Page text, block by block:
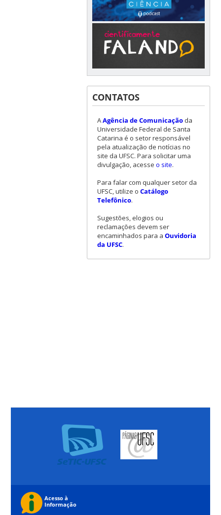
CONTATOS
AAgência de Comunicaçãoda
Universidade Federal de Santa
Catarina é o setor responsável
pela atualização de notícias no
site da UFSC. Para solicitar uma
divulgação, acesse o site.
Para falar com qualquer setor da
UFSC, utilize o Catálogo
Telefônico.
Sugestões, elogios ou
reclamações devem ser
encaminhados para a Ouvidoria
da UFSC.